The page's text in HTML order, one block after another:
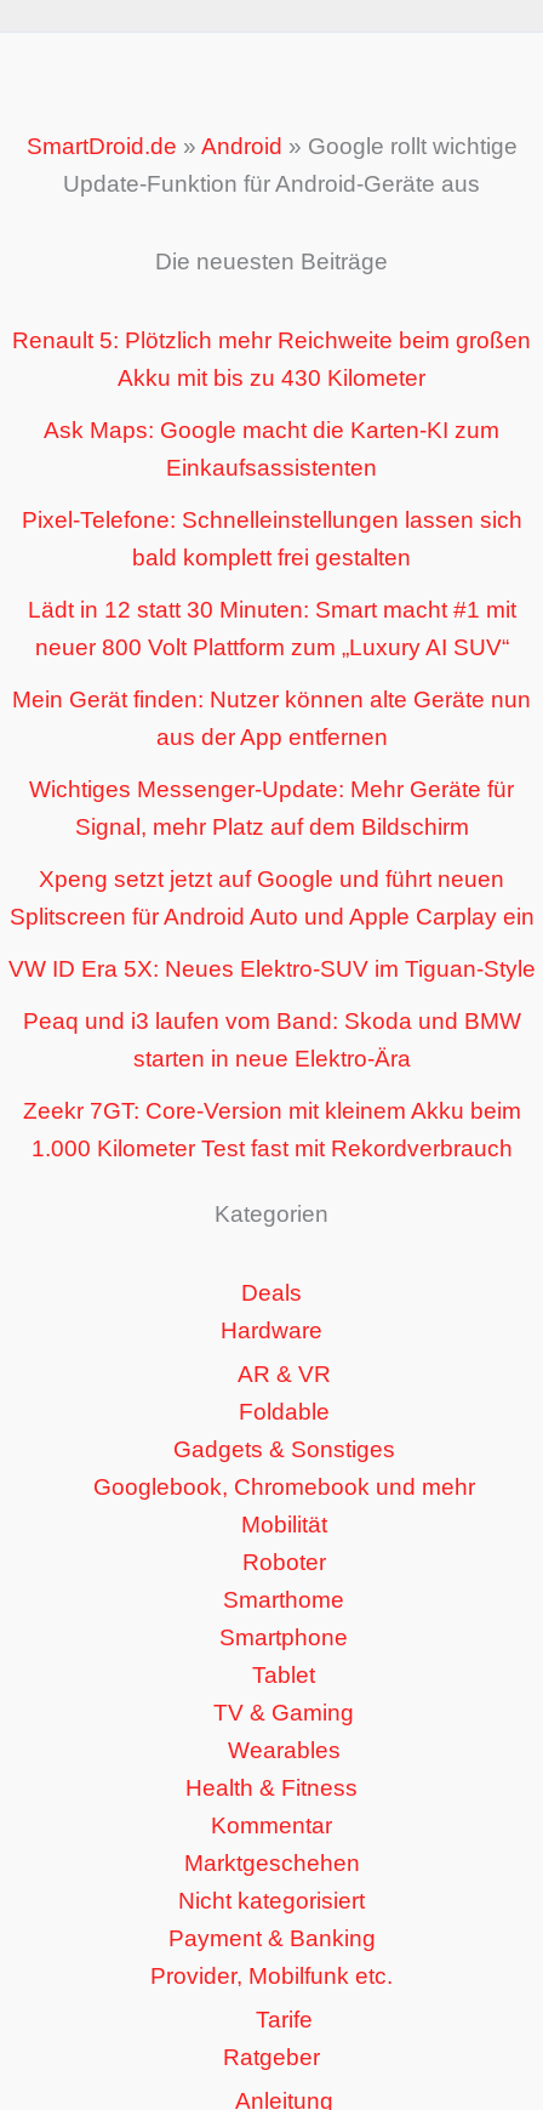
SmartDroid.de » Android » Google rollt wichtige
Update-Funktion für Android-Geräte aus
Die neuesten Beiträge
Renault 5: Plötzlich mehr Reichweite beim großen
Akku mit bis zu 430 Kilometer
Ask Maps: Google macht die Karten-KI zum
Einkaufsassistenten
Pixel-Telefone: Schnelleinstellungen lassen sich
bald komplett frei gestalten
Lädt in 12 statt 30 Minuten: Smart macht #1 mit
neuer 800 Volt Plattform zum „Luxury AI SUV“
Mein Gerät finden: Nutzer können alte Geräte nun
aus der App entfernen
Wichtiges Messenger-Update: Mehr Geräte für
Signal, mehr Platz auf dem Bildschirm
Xpeng setzt jetzt auf Google und führt neuen
Splitscreen für Android Auto und Apple Carplay ein
VW ID Era 5X: Neues Elektro-SUV im Tiguan-Style
Peaq und i3 laufen vom Band: Skoda und BMW
starten in neue Elektro-Ära
Zeekr 7GT: Core-Version mit kleinem Akku beim
1.000 Kilometer Test fast mit Rekordverbrauch
Kategorien
Deals
Hardware
AR & VR
Foldable
Gadgets & Sonstiges
Googlebook, Chromebook und mehr
Mobilität
Roboter
Smarthome
Smartphone
Tablet
TV & Gaming
Wearables
Health & Fitness
Kommentar
Marktgeschehen
Nicht kategorisiert
Payment & Banking
Provider, Mobilfunk etc.
Tarife
Ratgeber
Anleitung